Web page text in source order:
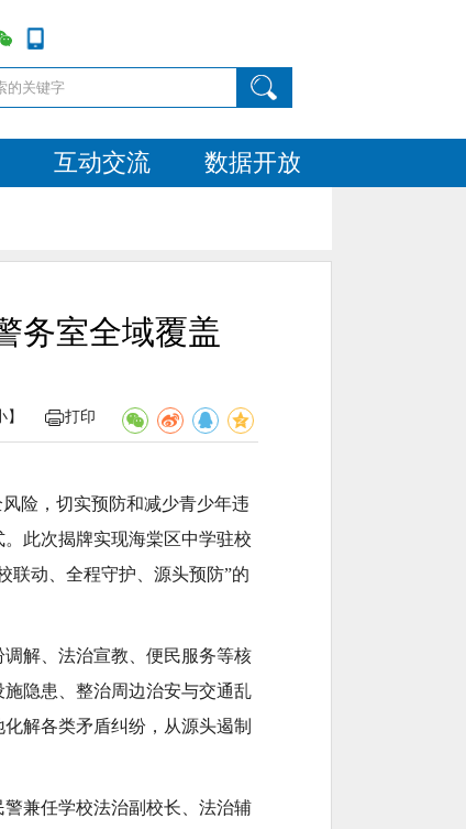
互动交流 数据开放
务室全域覆盖
】 打印
险，切实预防和减少青少年违
此次揭牌实现海棠区中学驻校
联动、全程守护、源头预防”的
解、法治宣教、便民服务等核
隐患、整治周边治安与交通乱
解各类矛盾纠纷，从源头遏制
兼任学校法治副校长、法治辅